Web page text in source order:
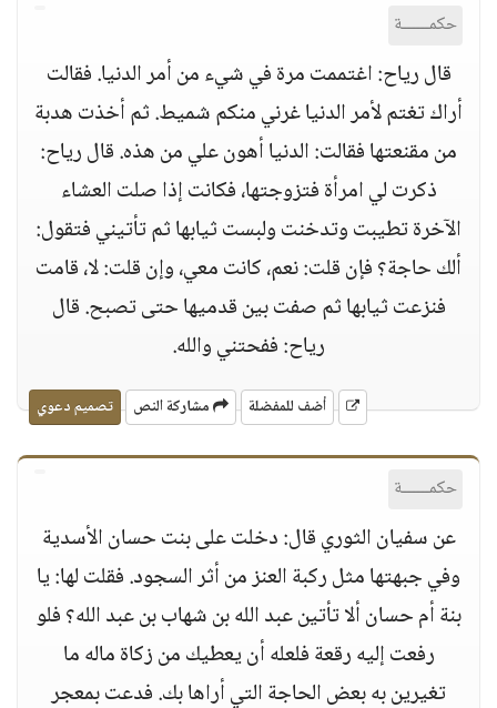
حكمــــــة
قال رياح: اغتممت مرة في شيء من أمر الدنيا. فقالت
أراك تغتم لأمر الدنيا غرني منكم شميط. ثم أخذت هدبة
من مقنعتها فقالت: الدنيا أهون علي من هذه. قال رياح:
ذكرت لي امرأة فتزوجتها، فكانت إذا صلت العشاء
الآخرة تطيبت وتدخنت ولبست ثيابها ثم تأتيني فتقول:
ألك حاجة؟ فإن قلت: نعم، كانت معي، وإن قلت: لا، قامت
فنزعت ثيابها ثم صفت بين قدميها حتى تصبح. قال
رياح: ففحتني والله.
أضف للمفضلة مشاركة النص تصميم دعوي
حكمــــــة
عن سفيان الثوري قال: دخلت على بنت حسان الأسدية
وفي جبهتها مثل ركبة العنز من أثر السجود. فقلت لها: يا
بنة أم حسان ألا تأتين عبد الله بن شهاب بن عبد الله؟ فلو
رفعت إليه رقعة فلعله أن يعطيك من زكاة ماله ما
تغيرين به بعض الحاجة التي أراها بك. فدعت بمعجر